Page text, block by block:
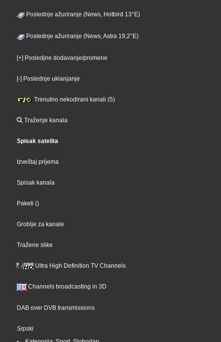
Poslednje ažuriranje (News, Hotbird 13°E)
Poslednje ažuriranje (News, Astra 19,2°E)
[+] Posledjne dodavanje/promene
[-] Poslednje uklanjanje
Trenutno nekodirani kanali (5)
Traženje kanala
Spisak satelita
Izveštaj prijema
Spisak kanala
Paketi ()
Groblje za kanale
Tražene slike
Ultra High Definition TV Channels
Channels broadcasting in 3D
DAB over DVB transmissions
Srpski